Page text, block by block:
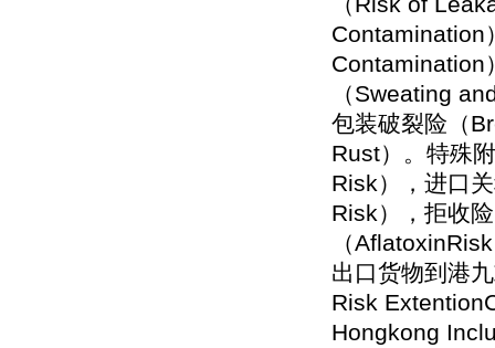
Contamination
Contamination
（Sweating
包装破裂险（
Rust）。特殊
Risk），进口
Risk），拒收
（
出口货物到港
Risk
Hongkong